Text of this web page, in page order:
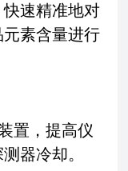
速精准地对
素含量进行
置，提高仪
器冷却。